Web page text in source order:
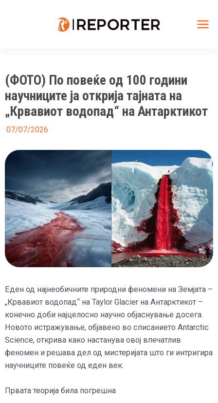
(ФОТО) По повеќе од 100 години
научниците ја открија тајната на
„Крвавиот водопад“ на Антарктикот
07/07/2026
Еден од најнеобичните природни феномени на Земјата –
„Крвавиот водопад“ на Taylor Glacier на Антарктикот –
конечно доби најцелосно научно објаснување досега.
Новото истражување, објавено во списанието Antarctic
Science, открива како настанува овој впечатлив
феномен и решава дел од мистеријата што ги интригира
научниците повеќе од еден век.
Првата теорија била погрешна